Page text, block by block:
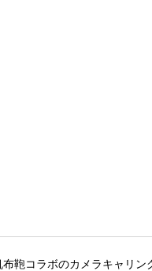
鞄コラボのカメラキャリン